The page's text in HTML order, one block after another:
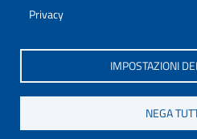
Privacy
IMPOSTAZIONI
NEGA